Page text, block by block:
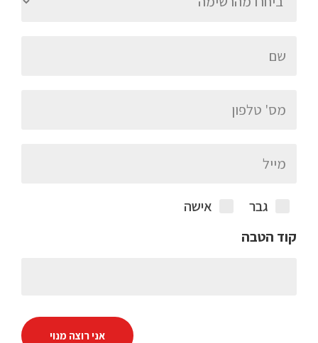
גבר
אישה
קוד הטבה
אני רוצה מנוי